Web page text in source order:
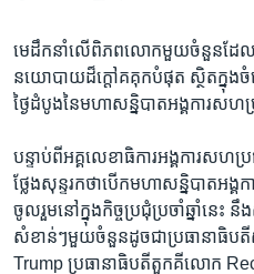
មេដឹកនាំ​លើ​ពិភពលោក​មួយ​ចំនួន​ដែល​ព
នយោបាយ​ដ៏​ក្ដៅ​គគុក​បំផុត ស្ថិត​ក្នុង​ចំ
ថ្ងៃ​ដំបូង​នៃ​មហា​សន្និបាត​អង្គការ​សហ
បន្ទាប់ពី​អគ្គលេខាធិការ​អង្គការ​ស
ថ្លែង​សុន្ទរកថា​បើក​មហាសន្និបាត​អង្
ចូលរួម​នៅ​ក្នុង​កិច្ច​ប្រជុំ​ប្រចាំ​ឆ្នាំ​នេះ
សំខាន់ៗ​មួយ​ចំនួន​ដូចជា​ប្រធានាធិបតី​
Trump ប្រធានាធិបតី​តួកគី​លោក